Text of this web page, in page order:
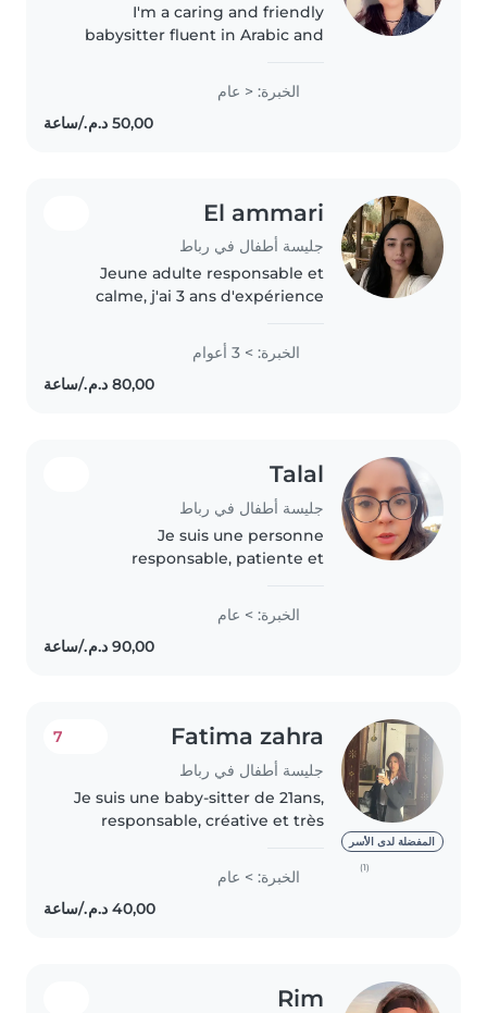
I'm a caring and friendly
babysitter fluent in Arabic and
filling days with music and
games. I'm comfortable and
الخبرة: < عام
El ammari
جليسة أطفال في رباط
Jeune adulte responsable et
calme, j'ai 3 ans d'expérience
préscolaire et scolaire, y compris
des profils à développement
atypique. Créative avec des
الخبرة: > 3 أعوام
Talal
جليسة أطفال في رباط
Je suis une personne
responsable, patiente et
enfants et veiller à leur sécurité
et leur bien-être. Je sais être
douce tout en restant sérieuse.
الخبرة: > عام
المفضلة لدى الأسر
(1)
Fatima zahra
جليسة أطفال في رباط
7
Je suis une baby-sitter de 21ans,
responsable, créative et très
d'expérience auprès d'enfants
de tous âges (bébés, tout-petits,
الخبرة: > عام
Rim